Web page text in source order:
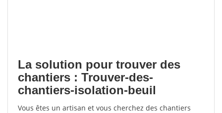
La solution pour trouver des
chantiers : Trouver-des-
chantiers-isolation-beuil
Vous êtes un artisan et vous cherchez des chantiers